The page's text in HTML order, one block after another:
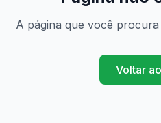
A página que você
Voltar